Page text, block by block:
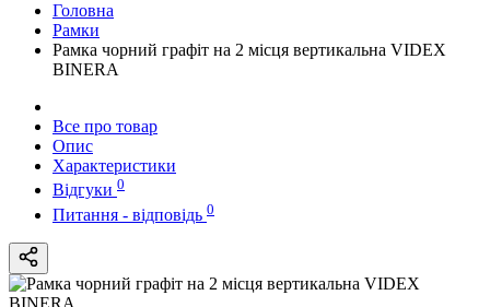
Головна
Рамки
Рамка чорний графіт на 2 місця вертикальна VIDEX
BINERA
Все про товар
Опис
Характеристики
Відгуки 0
Питання - відповідь 0